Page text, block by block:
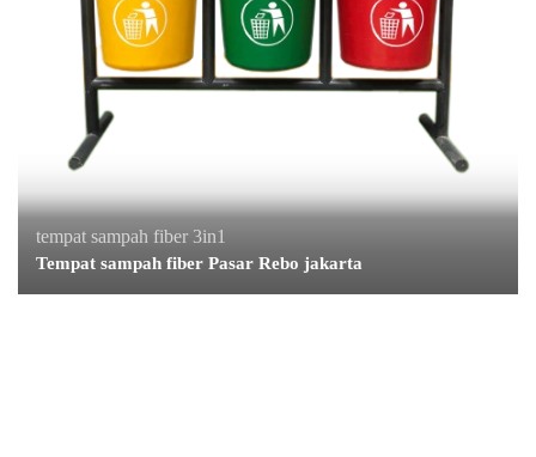
tempat sampah fiber 3in1
Tempat sampah fiber Pasar Rebo jakarta